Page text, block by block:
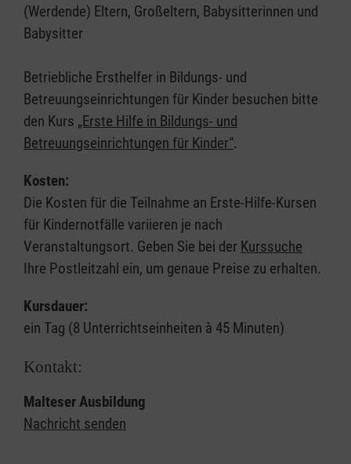
(Werdende) Eltern, Großeltern, Babysitterinnen und
Babysitter
Betriebliche Ersthelfer in Bildungs- und
Betreuungseinrichtungen für Kinder besuchen bitte
den Kurs „Erste Hilfe in Bildungs- und
Betreuungseinrichtungen für Kinder“.
Kosten:
Die Kosten für die Teilnahme an Erste-Hilfe-Kursen
für Kindernotfälle variieren je nach
Veranstaltungsort. Geben Sie bei der Kurssuche
Ihre Postleitzahl ein, um genaue Preise zu erhalten.
Kursdauer:
ein Tag (8 Unterrichtseinheiten à 45 Minuten)
Kontakt:
Malteser Ausbildung
Nachricht senden